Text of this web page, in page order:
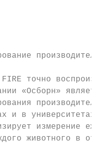
точно
«Осборн» является
и в университетах
измерение
животного в